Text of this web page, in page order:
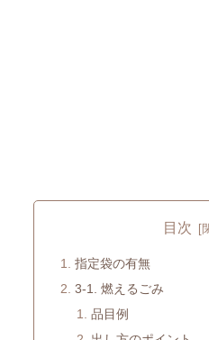
目次
指定袋の有無
3-1. 燃えるごみ
品目例